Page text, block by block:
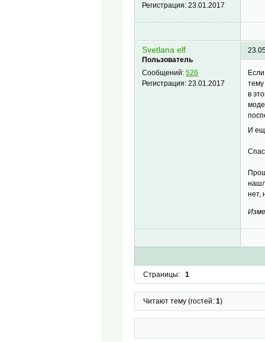
Регистрация:23.01.2017
Svetlana elf
Пользователь
Сообщений:526
Регистрация:23.01.2017
в
И
нет,
Страницы: 1
Читают тему (гостей: 1)